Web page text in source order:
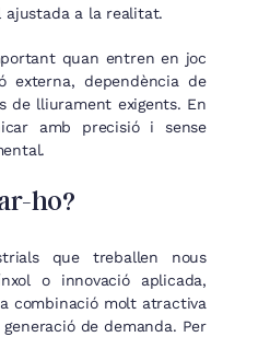
ajustada a la realitat.
quan entren en joc
externa, dependència de
de lliurament exigents. En
amb precisió i sense
ho?
que treballen nous
o innovació aplicada,
combinació molt atractiva
de demanda. Per